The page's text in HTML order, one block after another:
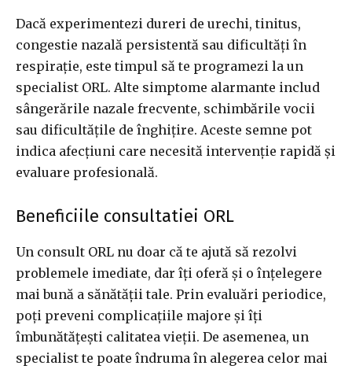
Dacă experimentezi dureri de urechi, tinitus,
congestie nazală persistentă sau dificultăți în
respirație, este timpul să te programezi la un
specialist ORL. Alte simptome alarmante includ
sângerările nazale frecvente, schimbările vocii
sau dificultățile de înghițire. Aceste semne pot
indica afecțiuni care necesită intervenție rapidă și
evaluare profesională.
Beneficiile consultatiei ORL
Un consult ORL nu doar că te ajută să rezolvi
problemele imediate, dar îți oferă și o înțelegere
mai bună a sănătății tale. Prin evaluări periodice,
poți preveni complicațiile majore și îți
îmbunătățești calitatea vieții. De asemenea, un
specialist te poate îndruma în alegerea celor mai